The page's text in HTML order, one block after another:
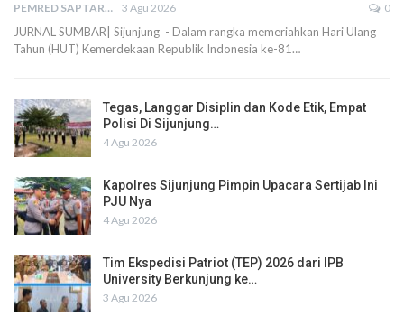
PEMRED SAPTARIUS 3 Agu 2026 0
JURNAL SUMBAR| Sijunjung - Dalam rangka memeriahkan Hari Ulang
Tahun (HUT) Kemerdekaan Republik Indonesia ke-81…
Tegas, Langgar Disiplin dan Kode Etik, Empat
Polisi Di Sijunjung…
4 Agu 2026
Kapolres Sijunjung Pimpin Upacara Sertijab Ini
PJU Nya
4 Agu 2026
Tim Ekspedisi Patriot (TEP) 2026 dari IPB
University Berkunjung ke…
3 Agu 2026